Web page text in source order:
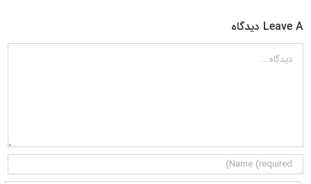
Leave A دیدگاه
دیدگاه